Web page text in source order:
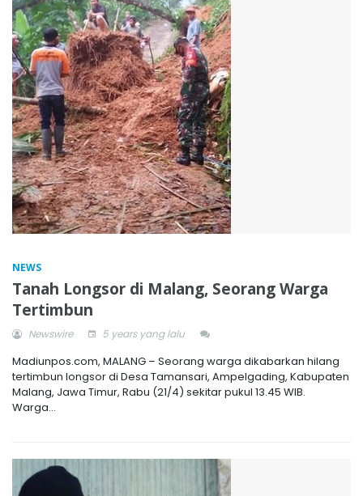
NEWS
Tanah Longsor di Malang, Seorang Warga
Tertimbun
Newswire 5 years yang lalu
Madiunpos.com, MALANG – Seorang warga dikabarkan hilang
tertimbun longsor di Desa Tamansari, Ampelgading, Kabupaten
Malang, Jawa Timur, Rabu (21/4) sekitar pukul 13.45 WIB.
Warga...